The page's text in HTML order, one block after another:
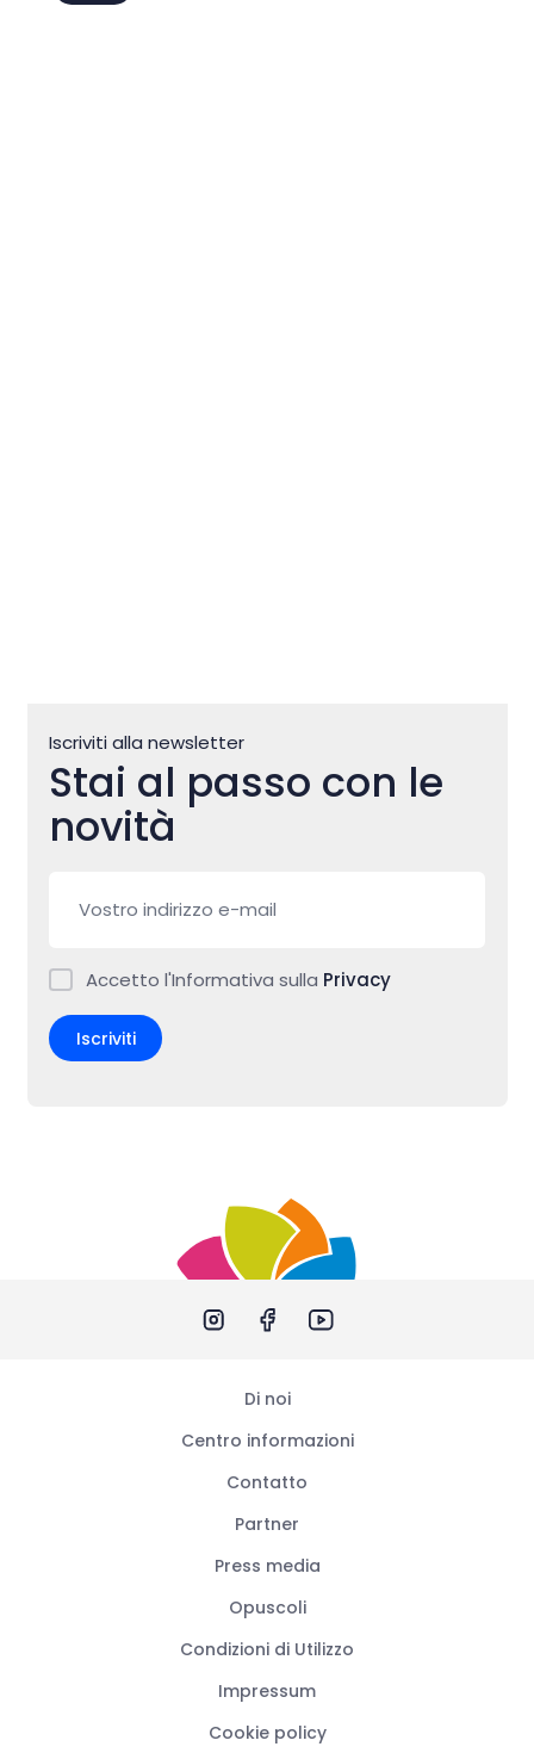
Iscriviti alla newsletter
Stai al passo con le
novità
Accetto l'Informativa sulla Privacy
Iscriviti
Di noi
Centro informazioni
Contatto
Partner
Press media
Opuscoli
Condizioni di Utilizzo
Impressum
Cookie policy